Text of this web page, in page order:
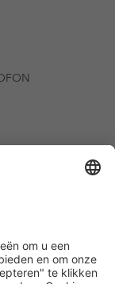
keren
pagina
zoals vastgelegd in
van toepassing.